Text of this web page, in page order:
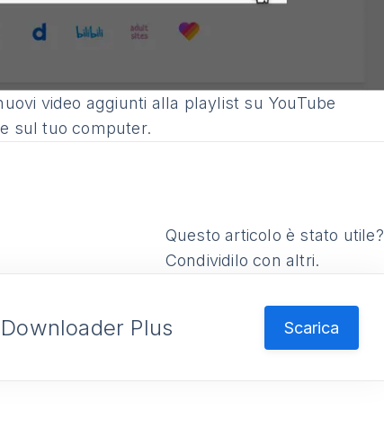
video aggiunti alla playlist su YouTube
sul tuo computer.
Questo articolo è stato utile?
Condividilo con altri.
Plus Scarica